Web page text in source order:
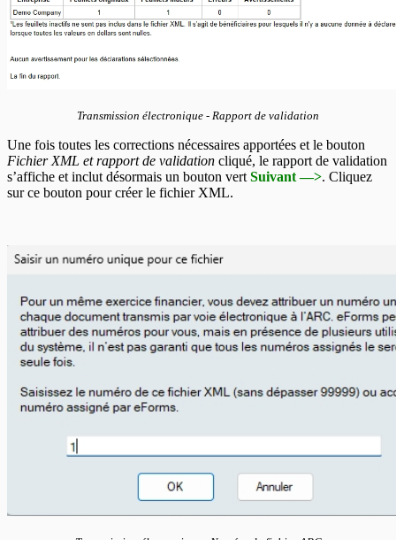
Transmission électronique - Rapport de validation
Une fois toutes les corrections nécessaires apportées et le bouton
Fichier XML et rapport de validation cliqué, le rapport de validation
s’affiche et inclut désormais un bouton vert Suivant —>. Cliquez
sur ce bouton pour créer le fichier XML.